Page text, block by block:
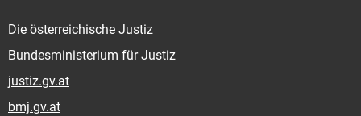
Die österreichische Justiz
Bundesministerium für Justiz
justiz.gv.at
bmj.gv.at